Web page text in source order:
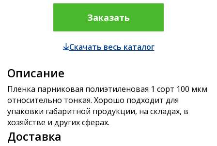
Заказать
Скачать весь каталог
Описание
Пленка парниковая полиэтиленовая 1 сорт 100 мкм
относительно тонкая. Хорошо подходит для
упаковки габаритной продукции, на складах, в
хозяйстве и других сферах.
Доставка